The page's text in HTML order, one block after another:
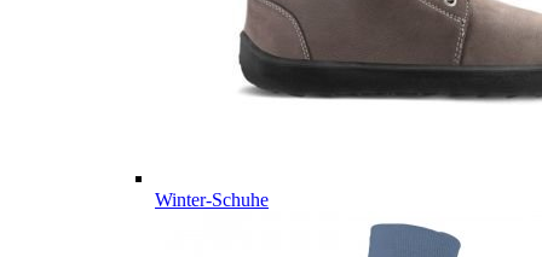
Winter-Schuhe